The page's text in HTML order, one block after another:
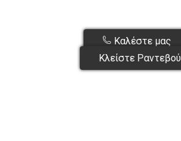
Καλέστε μας
Κλείστε Ραντεβού